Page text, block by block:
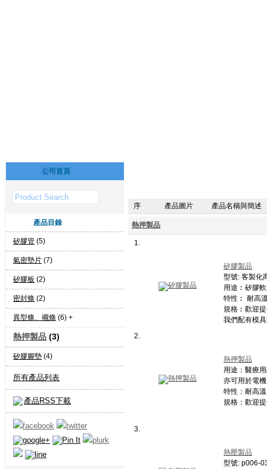
公司首頁
產品目錄
矽膠管 (5)
氣密墊片 (7)
矽膠板 (2)
密封條 (2)
異型條、襯條 (6) +
熱押製品 (3)
矽膠腳墊 (4)
所有產品列表
產品RSS下載
序 產品圖片 產品名稱與簡述
熱押製品
1.
矽膠製品
型號: 客製化
用途︰矽膠
特性︰ 耐高
規格︰歡迎
我們配有模
2.
熱押製品
用途：醫療
亦可用於電
特性：耐高
規格：歡迎
3.
熱壓製品
型號: p006-